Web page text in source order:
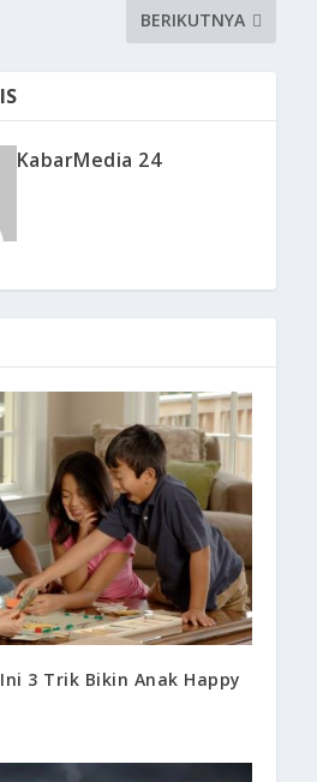
BERIKUTNYA
KabarMedia 24
3 Trik Bikin Anak Happy